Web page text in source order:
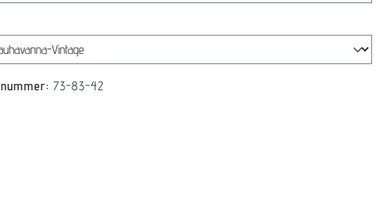
73-83-42